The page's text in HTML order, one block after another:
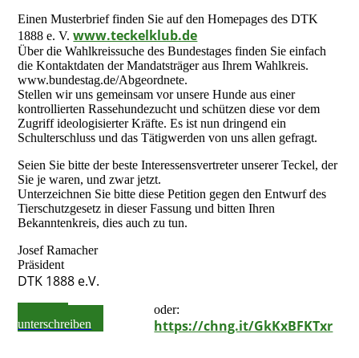
Einen Musterbrief finden Sie auf den Homepages des DTK
1888 e. V.www.teckelklub.de
Über die Wahlkreissuche des Bundestages finden Sie einfach
die Kontaktdaten der Mandatsträger aus Ihrem Wahlkreis.
www.bundestag.de/Abgeordnete.
Stellen wir uns gemeinsam vor unsere Hunde aus einer
kontrollierten Rassehundezucht und schützen diese vor dem
Zugriff ideologisierter Kräfte. Es ist nun dringend ein
Schulterschluss und das Tätigwerden von uns allen gefragt.
Seien Sie bitte der beste Interessensvertreter unserer Teckel, der
Sie je waren, und zwar jetzt.
Unterzeichnen Sie bitte diese Petition gegen den Entwurf des
Tierschutzgesetz in dieser Fassung und bitten Ihren
Bekanntenkreis, dies auch zu tun.
Josef Ramacher
Präsident
DTK 1888 e.V.
Petition
unterschreiben
oder:
https://chng.it/GkKxBFKTxr